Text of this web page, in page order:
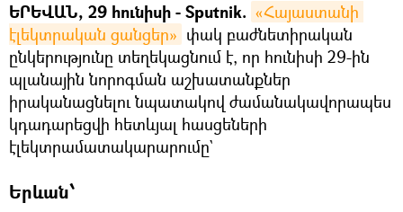
ԵՐԵՎԱՆ, 29 հունիսի - Sputnik. «Հայաստանի
էլեկտրական ցանցեր» փակ բաժնետիրական
ընկերությունը տեղեկացնում է, որ հունիսի 29-ին
պլանային նորոգման աշխատանքներ
իրականացնելու նպատակով ժամանակավորապես
կդադարեցվի հետևյալ հասցեների
էլեկտրամատակարարումը`
Երևան՝